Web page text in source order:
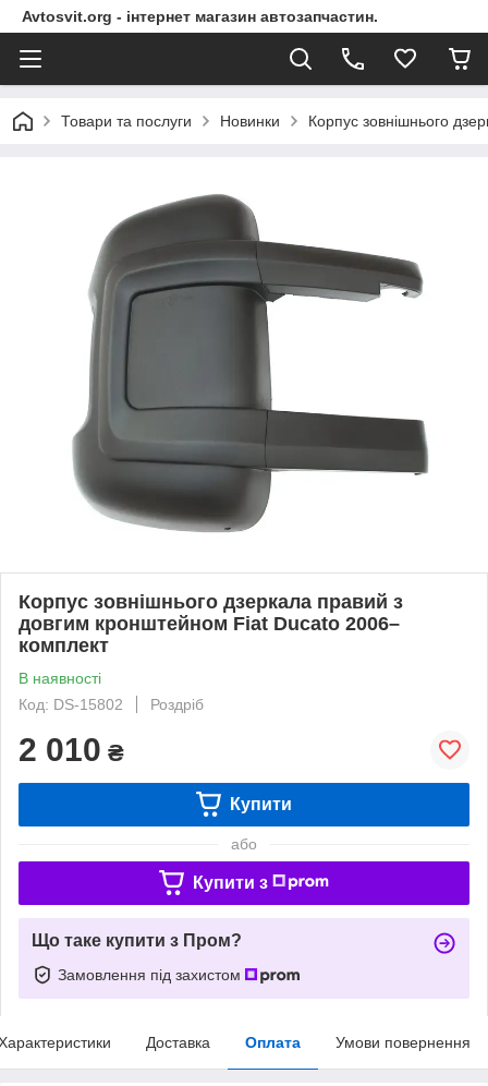
Avtosvit.org - інтернет магазин автозапчастин.
Товари та послуги Новинки Корпус зовнішнього
Корпус зовнішнього дзеркала правий з
довгим кронштейном Fiat Ducato 2006–
комплект
В наявності
Код: DS-15802
Роздріб
2 010 ₴
Купити
або
Купити з
Що таке купити з Пром?
Замовлення під захистом
Доставка Оплата Умови повернення